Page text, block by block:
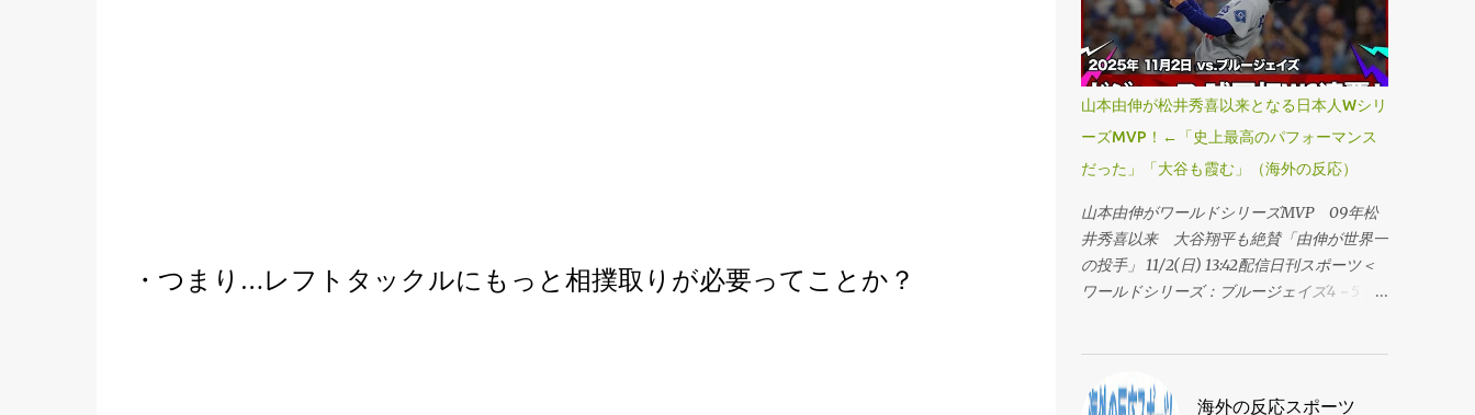
・つまり…レフトタックルにもっと相撲取りが必要ってことか？
マがMVPだな。 ・やったぞ。 ・なんて試合
だ ・信じてた！ ・これはもう銅像レベルだ
な。 ・疑って悪かった、反省する。 ・ヤマ
モトはMVPを取るべきだ。すごいわ。 ・く
そ、野球をぶっ壊したな俺たち。 ・野球終
出ない。まだ信じられない。ヤマは伝説。
MVPだ。 ・俺はこの瞬間を見届けた。 ・ロ
サンゼルス大好きだああああああああああ。
・現実じゃないみたいだ。すごい。 ・悲観
してたやつらざまあ。あとで全員呼び出す。
ノーベンバー！ ・ヤマMVPだあああ。 ・よ
本当に辛い。ジェイズに命を懸けてたシリー
ズだったけど、ヤマモトには賞賛しかない。
こんなにMVPにふさわしい男はいない。 ・
顎が落ちるほどのパフォーマンスだった。
・このシリーズの終わり方を完璧に表してる
写真だ。もう二度と見られないようなことを
やった。ワールドシリーズの伝説どころか、
本当に必要だったのはこのドジャーブルーの
男。ドジャースじゃなくてジェイズにいてほ
しかった。 ・この男の名前の通りの通りが
できそうだな。 ・いい写真だ。 ・資金無限
契約が高すぎるって言われてた頃が懐かし
い。 ・戦艦ヤマモト。 ・くそ、最高のシリ
ーズだった。 ・ヤマモトに水を。 ・額に入
山本由伸が松井秀喜以来となる日本人Wシリ
ーズMVP！←「史上最高のパフォーマンス
だった」「大谷も霞む」（海外の反応）
山本由伸がワールドシリーズMVP 09年松
井秀喜以来 大谷翔平も絶賛「由伸が世界一
の投手」 11/2(日) 13:42配信日刊スポーツ＜
ワールドシリーズ：ブルージェイズ4－5ド
し、2回2／3を無失点の好救援でチームを初
海外の反応スポーツ